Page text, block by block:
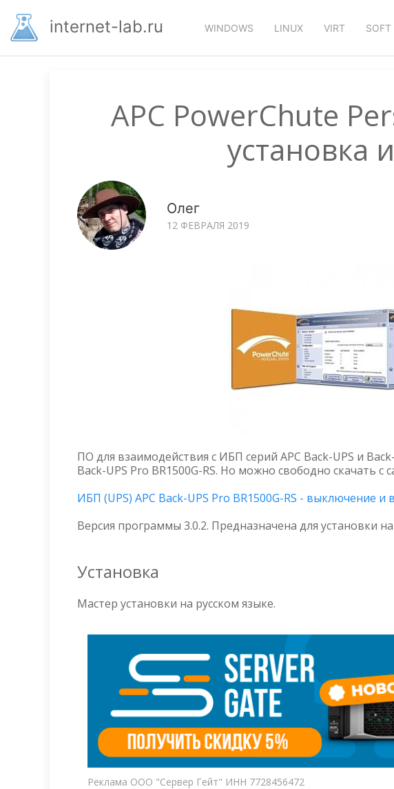
основномуinternet-lab.ru WINDOWS LINUX VIRT SOFT
APC PowerChute
установка
Олег
12 ФЕВРАЛЯ 2019
ПО для взаимодействия с ИБП серий APC Back-UPS и
Back-UPS Pro BR1500G-RS. Но можно свободно скачать с
ИБП (UPS) APC Back-UPS Pro BR1500G-RS - выключение и
Версия программы 3.0.2. Предназначена для установки
Установка
Мастер установки на русском языке.
Реклама ООО "Сервер Гейт" ИНН 7728456472